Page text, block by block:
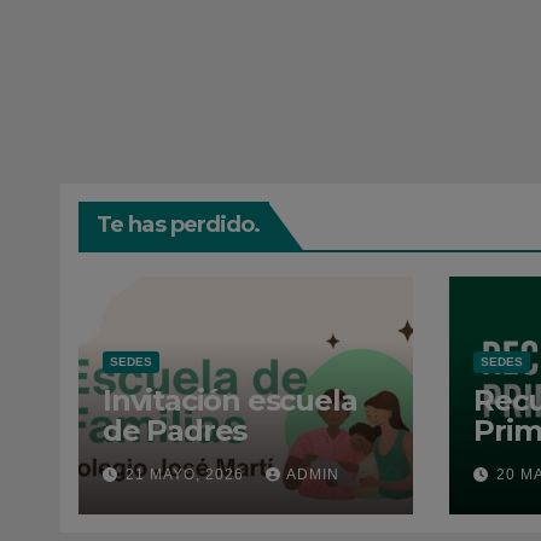
Te has perdido.
SEDES
Invitación escuela
de Padres
21 MAYO, 2026 ADMIN
SEDES
2026
20